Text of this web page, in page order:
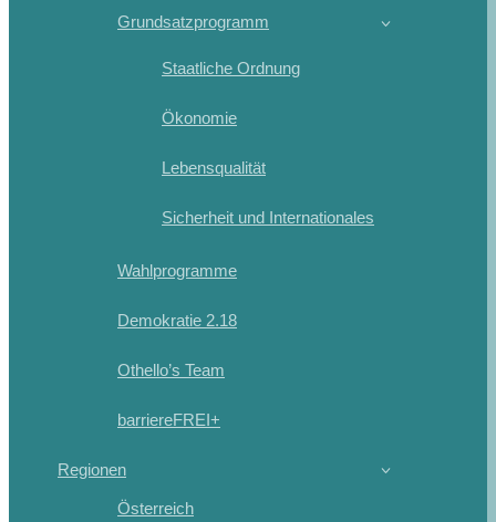
Grundsatzprogramm
Staatliche Ordnung
Ökonomie
Lebensqualität
Sicherheit und Internationales
Wahlprogramme
Demokratie 2.18
Othello’s Team
barriereFREI+
Regionen
Österreich